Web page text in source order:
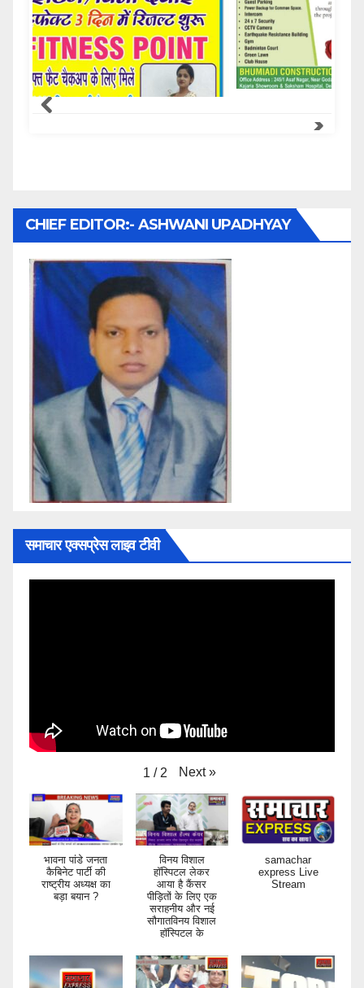
Samachar Express
CHIEF EDITOR:- ASHWANI UPADHYAY
समाचार एक्सप्रेस लाइव टीवी
1 / 2 Next »
भावना पांडे जनता
कैबिनेट पार्टी की
राष्ट्रीय अध्यक्ष का
बड़ा बयान ?
विनय विशाल
हॉस्पिटल लेकर
आया है कैंसर
पीड़ितों के लिए एक
सराहनीय और नई
सौगातविनय विशाल
हॉस्पिटल के
samachar
express Live
Stream